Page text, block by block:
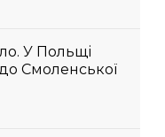
У Польщі
Смоленської